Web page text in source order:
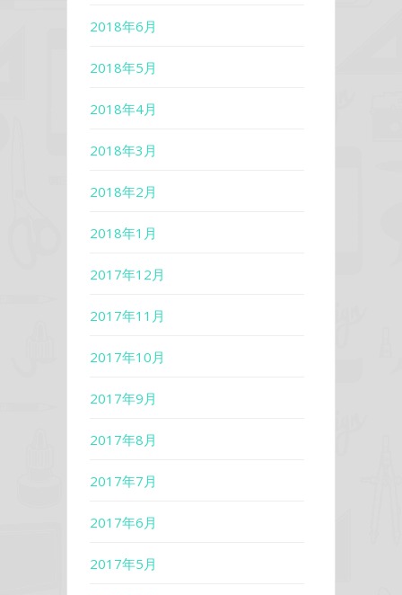
2018年6月
2018年5月
2018年4月
2018年3月
2018年2月
2018年1月
2017年12月
2017年11月
2017年10月
2017年9月
2017年8月
2017年7月
2017年6月
2017年5月